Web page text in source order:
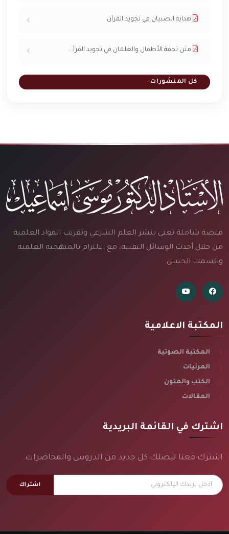
هداية الصبيان في تجويد القرآن
متن تحفة الأطفال والغلمان في تجويد القرآ...
كل المنشورات
منصة شاملة تعنى بنشر العلم الشرعي وتقريب المواد العلمية
من خلال أحدث الوسائل التقنية، مع الالتزام بالمنهجية العلمية
والسمت الحسن.
المكتبة الاعلامية
المكتبة الصوتية
المرئيات
الكتب والمتون
المقالات
اشترك في القائمة البريدية
اشترك معنا ليصلك كل جديد من الدروس والمحاضرات.
اشتراك